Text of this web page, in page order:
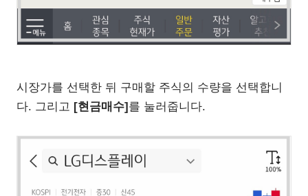
시장가를 선택한 뒤 구매할 주식의 수량을 선택합니
다. 그리고 [현금매수]를 눌러줍니다.